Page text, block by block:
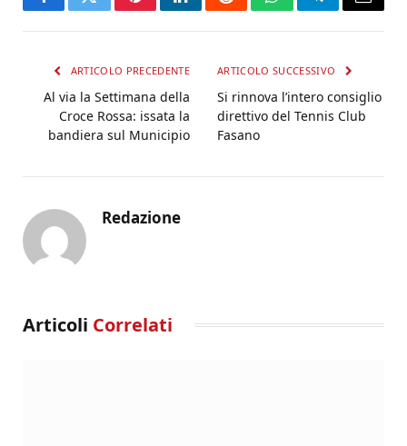
FacebookTwitterPinterestLinkedInRedditWhatsAppTelegramEmail
ARTICOLO PRECEDENTE
Al via la Settimana della
Croce Rossa: issata la
bandiera sul Municipio
ARTICOLO SUCCESSIVO
Si rinnova l’intero consiglio
direttivo del Tennis Club
Fasano
Redazione
Articoli Correlati